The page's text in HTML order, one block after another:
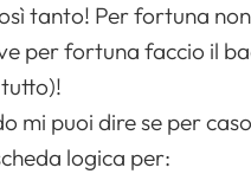
tanto! Per fortuna
per fortuna faccio il
mi puoi dire se per
logica per: